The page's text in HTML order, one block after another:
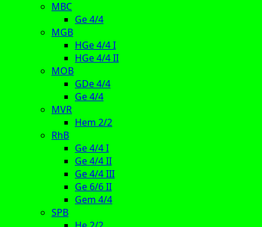
MBC
Ge 4/4
MGB
HGe 4/4 I
HGe 4/4 II
MOB
GDe 4/4
Ge 4/4
MVR
Hem 2/2
RhB
Ge 4/4 I
Ge 4/4 II
Ge 4/4 III
Ge 6/6 II
Gem 4/4
SPB